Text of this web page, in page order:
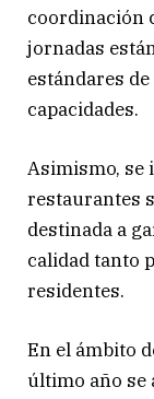
coordinación
jornadas
estándares
capacidades.
Asimismo, se
restaurantes
destinada a
calidad tanto
residentes.
En el ámbito
último año se